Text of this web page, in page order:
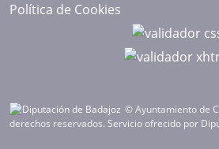
Política de Cookies
© Ayuntamiento de
derechos reservados. Servicio ofrecido por